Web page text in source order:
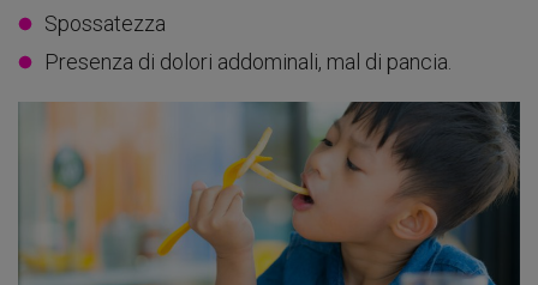
Spossatezza
Presenza di dolori addominali, mal di pancia.